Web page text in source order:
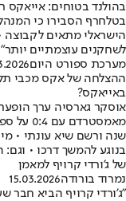
בהולנד בטוחים: אייאקס
בטלחרף הסבירו כי
הישראלי מתאים לקבוצה
לשחקנים עוצמתיים יותר"
מערכת ספורט היום
ההצלחה של אקס מכבי
באייאקס?
אוסקר גארסיה ערך
שנה ורשם שיא עונתי •
בנוגע להמשך דרכו •
של ג'ורדי קרויף למאמן
נמרוד בורודה15.03.2026
"ג'ורדי קרויף הביא חבר